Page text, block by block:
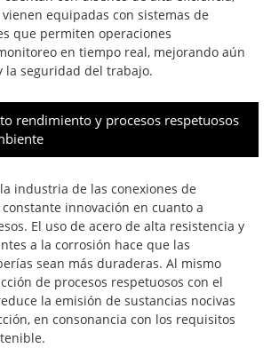
equipadas con sistemas de
que permiten operaciones
en tiempo real, mejorando aún
la seguridad del trabajo.
rendimiento y procesos respetuosos
industria de las conexiones de
innovación en cuanto a
El uso de acero de alta resistencia y
a la corrosión hace que las
sean más duraderas. Al mismo
de procesos respetuosos con el
la emisión de sustancias nocivas
en consonancia con los requisitos